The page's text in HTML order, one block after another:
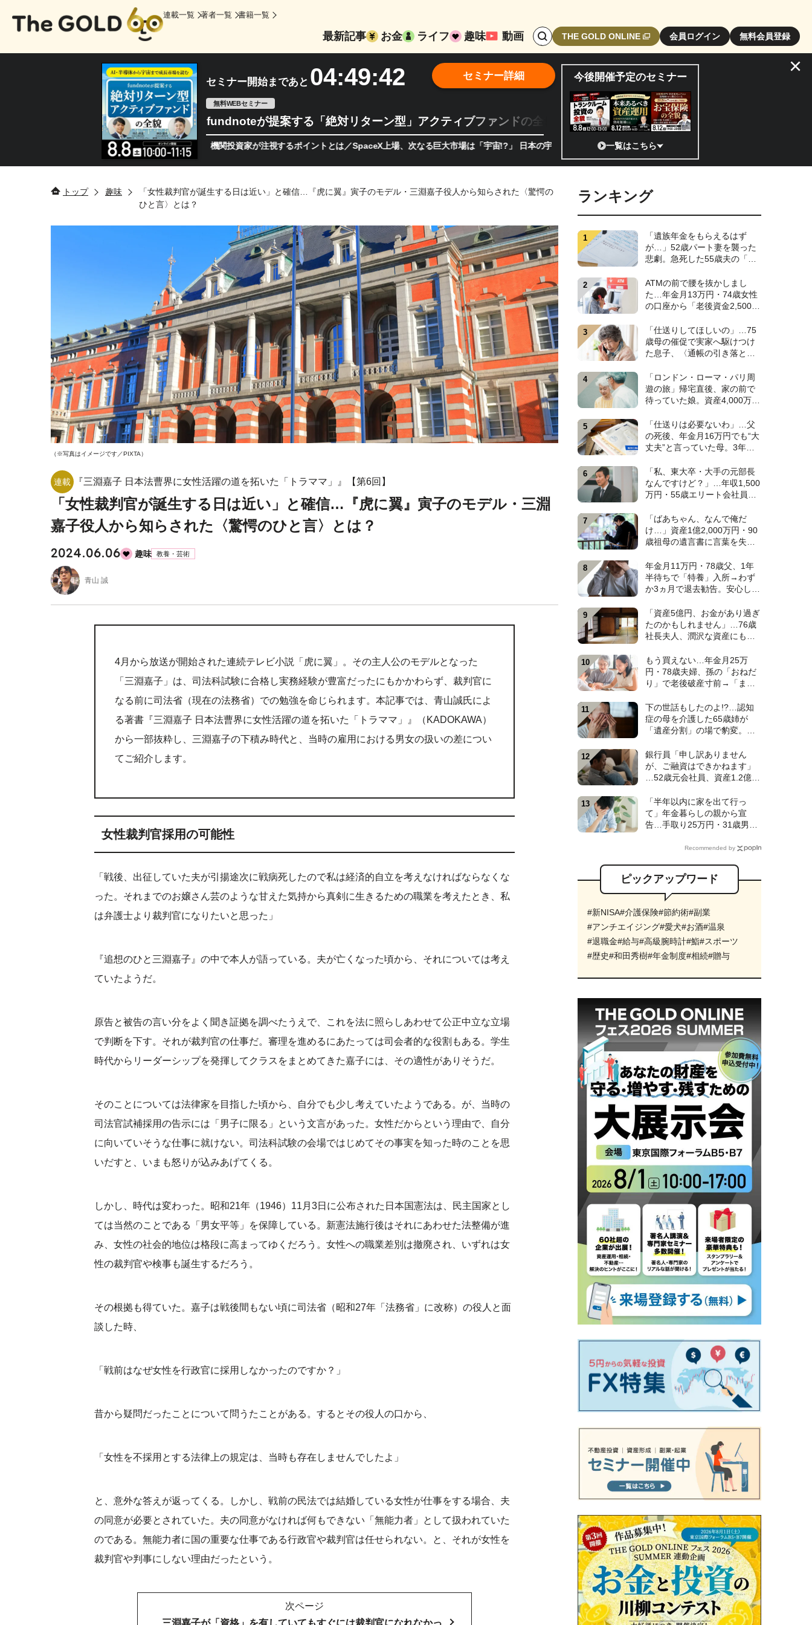
最新記事 お金 ライフ 趣味 動画
検
索
エ
閉
ボ
タ
ン
THE GOLD ONLINE 会員ログイン 無料会員登録
連載一覧 著者一覧 書籍一覧
セミナー開始まであと 04:49:40
無料WEBセミナー
fundnoteが提案する「絶対リターン型」アクティブファンドの全貌
半導体相場は次のステージへ。今、機関投資家が注視するポイントとは／SpaceX上場、次なる巨大市場は「宇宙!?」 日本の宇宙ベンチャーのココがスゴイ！／補助金から実需へ、知られざる宇宙産業の構
セミナー詳細 今後開催予定のセミナー
一覧はこちら
×
トップ 趣味
「女性裁判官が誕生する日は近い」と確信…『虎に翼』寅子のモデル・三淵嘉子役人から知らされた〈驚愕の
ひと言〉とは？
（※写真はイメージです／PIXTA）
連載 『三淵嘉子 日本法曹界に女性活躍の道を拓いた「トラママ」』【第6回】
「女性裁判官が誕生する日は近い」と確信…『虎に翼』寅子のモデル・三淵
嘉子役人から知らされた〈驚愕のひと言〉とは？
2024.06.06 趣味 教養・芸術
青山 誠
4月から放送が開始された連続テレビ小説「虎に翼」。その主人公のモデルとなった
「三淵嘉子」は、司法科試験に合格し実務経験が豊富だったにもかかわらず、裁判官に
なる前に司法省（現在の法務省）での勉強を命じられます。本記事では、青山誠氏によ
る著書『三淵嘉子 日本法曹界に女性活躍の道を拓いた「トラママ」』（KADOKAWA）
から一部抜粋し、三淵嘉子の下積み時代と、当時の雇用における男女の扱いの差につい
てご紹介します。
女性裁判官採用の可能性
「戦後、出征していた夫が引揚途次に戦病死したので私は経済的自立を考えなければならなくな
った。それまでのお嬢さん芸のような甘えた気持から真剣に生きるための職業を考えたとき、私
は弁護士より裁判官になりたいと思った」
『追想のひと三淵嘉子』の中で本人が語っている。夫が亡くなった頃から、それについては考え
ていたようだ。
原告と被告の言い分をよく聞き証拠を調べたうえで、これを法に照らしあわせて公正中立な立場
で判断を下す。それが裁判官の仕事だ。審理を進めるにあたっては司会者的な役割もある。学生
時代からリーダーシップを発揮してクラスをまとめてきた嘉子には、その適性がありそうだ。
そのことについては法律家を目指した頃から、自分でも少し考えていたようである。が、当時の
司法官試補採用の告示には「男子に限る」という文言があった。女性だからという理由で、自分
に向いていそうな仕事に就けない。司法科試験の会場ではじめてその事実を知った時のことを思
いだすと、いまも怒りが込みあげてくる。
しかし、時代は変わった。昭和21年（1946）11月3日に公布された日本国憲法は、民主国家とし
ては当然のことである「男女平等」を保障している。新憲法施行後はそれにあわせた法整備が進
み、女性の社会的地位は格段に高まってゆくだろう。女性への職業差別は撤廃され、いずれは女
性の裁判官や検事も誕生するだろう。
その根拠も得ていた。嘉子は戦後間もない頃に司法省（昭和27年「法務省」に改称）の役人と面
談した時、
「戦前はなぜ女性を行政官に採用しなかったのですか？」
昔から疑問だったことについて問うたことがある。するとその役人の口から、
「女性を不採用とする法律上の規定は、当時も存在しませんでしたよ」
と、意外な答えが返ってくる。しかし、戦前の民法では結婚している女性が仕事をする場合、夫
の同意が必要とされていた。夫の同意がなければ何もできない「無能力者」として扱われていた
のである。無能力者に国の重要な仕事である行政官や裁判官は任せられない。と、それが女性を
裁判官や判事にしない理由だったという。
次ページ
三淵嘉子が「資格」を有していてもすぐには裁判官になれなかっ
ランキング
「遺族年金をもらえるはず
が…」52歳パート妻を襲った
悲劇。急死した55歳夫の「書
みに出た〈衝撃の秘密〉
【CFPが解説】
ATMの前で腰を抜かしまし
た…年金月13万円・74歳女性
の口座から「老後資金2,500万
ケは昼下がりの〈1本の電話〉
【弁護士が警鐘】
「仕送りしてほしいの」…75
歳母の催促で実家へ駆けつけ
た息子、〈通帳の引き落とし
を食いつぶした“まさかの正
体”【CFPの助言】
「ロンドン・ローマ・パリ周
遊の旅」帰宅直後、家の前で
待っていた娘。資産4,000万
後を崩壊させた〈衝撃のカミ
ングアウト〉【CFPの助言】
「仕送りは必要ないわ」…父
の死後、年金月16万円でも“大
丈夫”と言っていた母。3年
ない封筒〉に息子が“思わず叫
んだ”ワケ【FPが解説】
「私、東大卒・大手の元部長
なんですけど？」…年収1,500
万円・55歳エリート会社員、
り全敗”。専業主婦の妻が仕切
る家で「居場所がありませ
ん」の現実【CFPの助言】
「ばあちゃん、なんで俺だ
け…」資産1億2,000万円・90
歳祖母の遺言書に言葉を失っ
勤務・38歳孫〉だけが遺産相
続から除外されたワケ【弁護
士が解説】
年金月11万円・78歳父、1年
半待ちで「特養」入所→わず
か3ヵ月で退去勧告。安心しき
られた〈まさかのひと言〉
【元介護施設職員のFPが解
説】
「資産5億円、お金があり過ぎ
たのかもしれません」…76歳
社長夫人、潤沢な資産にも暗
屋に住み続ける“跡取り息
子”【CFPが解説】
もう買えない…年金月25万
円・78歳夫婦、孫の「おねだ
り」で老後破産寸前→「まさ
越しの再会で涙した〈孫のひ
と言〉【CFPが解説】
下の世話もしたのよ!?…認知
症の母を介護した65歳姉が
「遺産分割」の場で豹変。
歳弟が絶句したワケ【弁護士
が解説】
銀行員「申し訳ありません
が、ご融資はできかねます」
…52歳元会社員、資産1.2億円
さかの門前払い”。狭い賃貸で
妻と2人「地獄のFIRE生活」
のワケ【FPの解説】
「半年以内に家を出て行っ
て」年金暮らしの親から宣
告…手取り25万円・31歳男性
ヵ月で「実家へUターン」した
Recommended by
ピックアップワード
#新NISA#介護保険#節約術#副業
#アンチエイジング#愛犬#お酒#温泉
#退職金#給与#高級腕時計#鮨#スポーツ
#歴史#和田秀樹#年金制度#相続#贈与